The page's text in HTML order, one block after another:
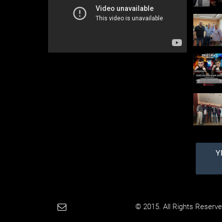
του Υπουργείου
Ανάπτυξης και
από μπροστά και από
© 2015. All Rights